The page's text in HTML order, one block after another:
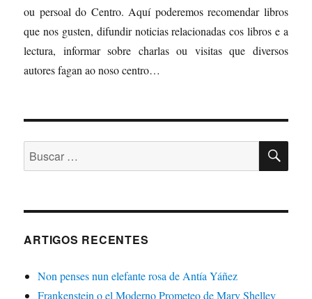
ou persoal do Centro. Aquí poderemos recomendar libros
que nos gusten, difundir noticias relacionadas cos libros e a
lectura, informar sobre charlas ou visitas que diversos
autores fagan ao noso centro…
Buscar:
ARTIGOS RECENTES
Non penses nun elefante rosa de Antía Yáñez
Frankenstein o el Moderno Prometeo de Mary Shelley